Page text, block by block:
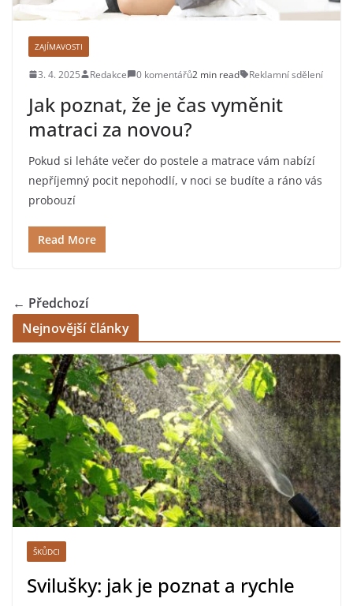
ZAJÍMAVOSTI
3. 4. 2025 Redakce 0 komentářů2 min read Reklamní sdělení
Jak poznat, že je čas vyměnit
matraci za novou?
Pokud si leháte večer do postele a matrace vám nabízí
nepříjemný pocit nepohodlí, v noci se budíte a ráno vás
probouzí
Read More
← Předchozí
Nejnovější články
ŠKŮDCI
Svilušky: jak je poznat a rychle